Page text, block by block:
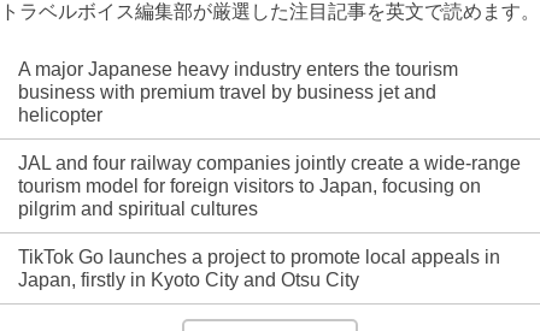
トラベルボイス編集部が厳選した注目記事を英文で読めます。
A major Japanese heavy industry enters the tourism
business with premium travel by business jet and
helicopter
JAL and four railway companies jointly create a wide-range
tourism model for foreign visitors to Japan, focusing on
pilgrim and spiritual cultures
TikTok Go launches a project to promote local appeals in
Japan, firstly in Kyoto City and Otsu City